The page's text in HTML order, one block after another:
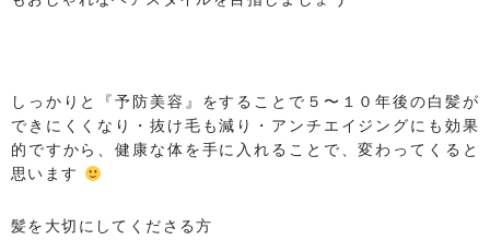
しっかりと『予防美容』をすることで５〜１０年後の白髪が
できにくくなり・抜け毛も減り・アンチエイジングにも効果
的ですから、健康な体を手に入れることで、変わってくると
思います
髪を大切にしてくださる方